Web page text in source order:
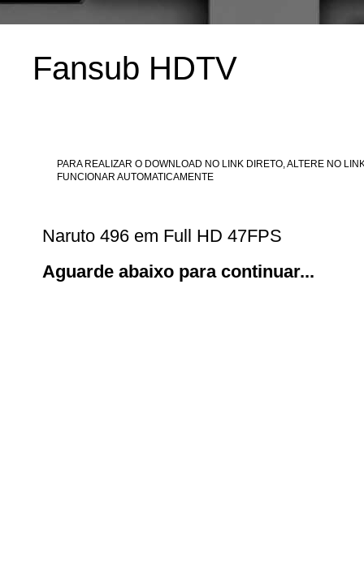
Fansub HDTV
PARA REALIZAR O DOWNLOAD NO LINK DIRETO, ALTERE NO
FUNCIONAR AUTOMATICAMENTE
Naruto 496 em Full HD 47FPS
Aguarde abaixo para continuar...